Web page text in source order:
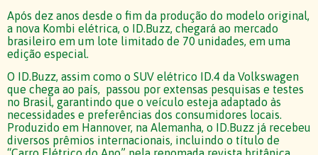
Após dez anos desde o fim da produção do modelo original,
a nova Kombi elétrica, o ID.Buzz, chegará ao mercado
brasileiro em um lote limitado de 70 unidades, em uma
edição especial.
O ID.Buzz, assim como o SUV elétrico ID.4 da Volkswagen
que chega ao país, passou por extensas pesquisas e testes
no Brasil, garantindo que o veículo esteja adaptado às
necessidades e preferências dos consumidores locais.
Produzido em Hannover, na Alemanha, o ID.Buzz já recebeu
diversos prêmios internacionais, incluindo o título de